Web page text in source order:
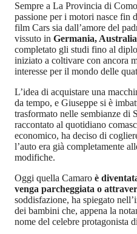
Sempre a La Provincia di
passione per i motori nasce fin
film Cars sia dall’amore del
vissuto in Germania,
completato gli studi fino al
iniziato a coltivare con ancora
interesse per il mondo delle
L’idea di acquistare una
da tempo, e Giuseppe si è
trasformato nelle sembianze di
raccontato al quotidiano
economico, ha deciso di
l’auto era già completamente
modifiche.
Oggi quella Camaro è
venga parcheggiata o
soddisfazione, ha spiegato
dei bambini che, appena la
nome del celebre protagonista